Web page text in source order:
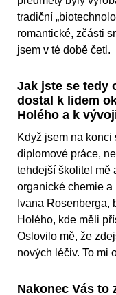
tradiční
romantické, zčásti
jsem v té době četl.
Jak jste se tedy
dostal k lidem
Holého a k
Když jsem na
diplomové práce,
tehdejší školitel mě
organické chemie a
Ivana Rosenberga,
Holého, kde měli
Oslovilo mě, že
nových léčiv. To mi
Nakonec Vás to